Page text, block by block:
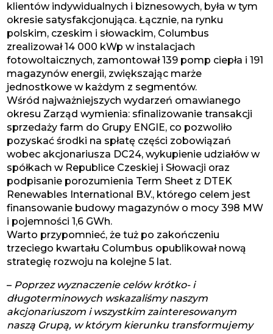
klientów indywidualnych i biznesowych, była w tym
okresie satysfakcjonująca. Łącznie, na rynku
polskim, czeskim i słowackim, Columbus
zrealizował 14 000 kWp w instalacjach
fotowoltaicznych, zamontował 139 pomp ciepła i 191
magazynów energii, zwiększając marże
jednostkowe w każdym z segmentów.
Wśród najważniejszych wydarzeń omawianego
okresu Zarząd wymienia: sfinalizowanie transakcji
sprzedaży farm do Grupy ENGIE, co pozwoliło
pozyskać środki na spłatę części zobowiązań
wobec akcjonariusza DC24, wykupienie udziałów w
spółkach w Republice Czeskiej i Słowacji oraz
podpisanie porozumienia Term Sheet z DTEK
Renewables International B.V., którego celem jest
finansowanie budowy magazynów o mocy 398 MW
i pojemności 1,6 GWh.
Warto przypomnieć, że tuż po zakończeniu
trzeciego kwartału Columbus opublikował nową
strategię rozwoju na kolejne 5 lat.
– Poprzez wyznaczenie celów krótko- i
długoterminowych wskazaliśmy naszym
akcjonariuszom i wszystkim zainteresowanym
naszą Grupą, w którym kierunku transformujemy